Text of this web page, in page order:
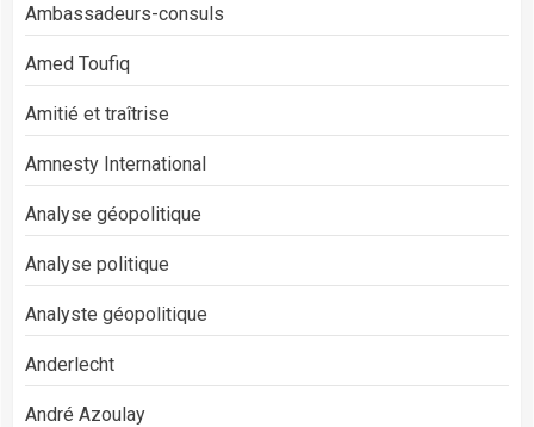
Ambassadeurs-consuls
Amed Toufiq
Amitié et traîtrise
Amnesty International
Analyse géopolitique
Analyse politique
Analyste géopolitique
Anderlecht
André Azoulay